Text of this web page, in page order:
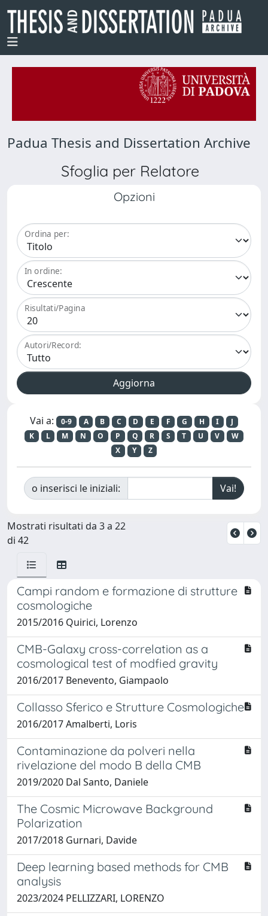
Padua Thesis and Dissertation Archive
Sfoglia per Relatore
Opzioni
Ordina per:
In ordine:
Risultati/Pagina
Autori/Record:
Vai a: 0-9 A B C D E F G H I
J
K
L M N O P Q R S T U V
W
X
Y Z
o inserisci le iniziali:
Mostrati risultati da 3 a 22
di 42
Campi random e formazione di strutture
cosmologiche
2015/2016 Quirici, Lorenzo
CMB-Galaxy cross-correlation as a
cosmological test of modfied gravity
2016/2017 Benevento, Giampaolo
Collasso Sferico e Strutture Cosmologiche
2016/2017 Amalberti, Loris
Contaminazione da polveri nella
rivelazione del modo B della CMB
2019/2020 Dal Santo, Daniele
The Cosmic Microwave Background
Polarization
2017/2018 Gurnari, Davide
Deep learning based methods for CMB
analysis
2023/2024 PELLIZZARI, LORENZO